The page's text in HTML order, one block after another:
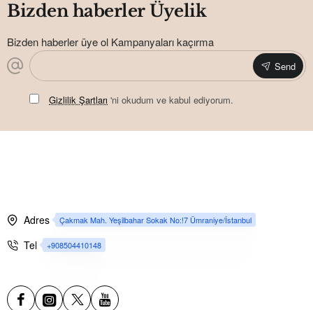
Bizden haberler Üyelik
Bizden haberler üye ol Kampanyaları kaçırma
Send
Gizlilik Şartları 'ni okudum ve kabul ediyorum.
Adres Çakmak Mah. Yeşilbahar Sokak No:!7 Ümraniye/İstanbul
Tel +908504410148